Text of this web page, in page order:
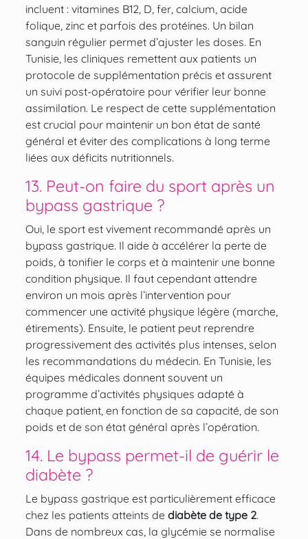
incluent : vitamines B12, D, fer, calcium, acide
folique, zinc et parfois des protéines. Un bilan
sanguin régulier permet d’ajuster les doses. En
Tunisie, les cliniques remettent aux patients un
protocole de supplémentation précis et assurent
un suivi post-opératoire pour vérifier leur bonne
assimilation. Le respect de cette supplémentation
est crucial pour maintenir un bon état de santé
général et éviter des complications à long terme
liées aux déficits nutritionnels.
13. Peut-on faire du sport après un
bypass gastrique ?
Oui, le sport est vivement recommandé après un
bypass gastrique. Il aide à accélérer la perte de
poids, à tonifier le corps et à maintenir une bonne
condition physique. Il faut cependant attendre
environ un mois après l’intervention pour
commencer une activité physique légère (marche,
étirements). Ensuite, le patient peut reprendre
progressivement des activités plus intenses, selon
les recommandations du médecin. En Tunisie, les
équipes médicales donnent souvent un
programme d’activités physiques adapté à
chaque patient, en fonction de sa capacité, de son
poids et de son état général après l’opération.
14. Le bypass permet-il de guérir le
diabète ?
Le bypass gastrique est particulièrement efficace
chez les patients atteints de diabète de type 2.
Dans de nombreux cas, la glycémie se normalise